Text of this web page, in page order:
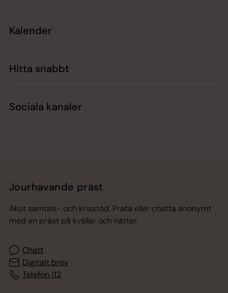
Kalender
Hitta snabbt
Sociala kanaler
Jourhavande präst
Akut samtals- och krisstöd. Prata eller chatta anonymt
med en präst på kvällar och nätter.
Chatt
Digitalt brev
Telefon 112